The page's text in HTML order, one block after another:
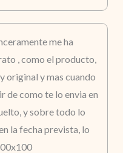
me ha
, como el producto,
original y mas cuando
de como te lo envia en
y sobre todo lo
la fecha prevista, lo